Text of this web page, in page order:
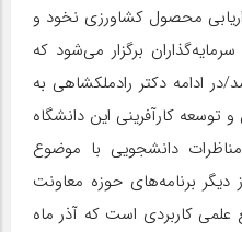
محصول کشاورزی نخود و
برگزار می‌شود که
در ادامه دکتر رادملکشاهی به
توسعه کارآفرینی این دانشگاه
دانشجویی با موضوع
دیگر برنامه‌های حوزه معاونت
کاربردی است که آذر ماه